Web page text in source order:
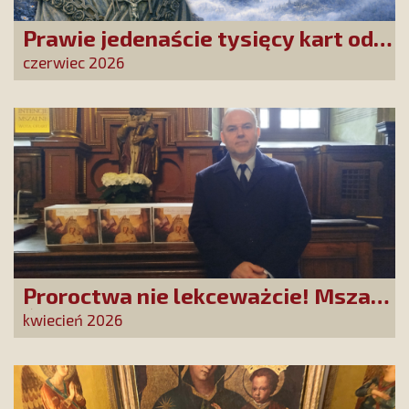
Prawie jedenaście tysięcy kart od
Przyjaciół Stowarzyszenia
złożonych w La Salette!
czerwiec 2026
Proroctwa nie lekceważcie! Msza
Święta na Jasnej Górze –
dziękujemy za Waszą obecność!
kwiecień 2026